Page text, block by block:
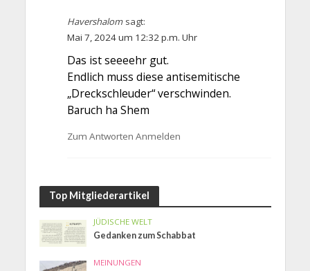
Havershalom sagt:
Mai 7, 2024 um 12:32 p.m. Uhr
Das ist seeeehr gut.
Endlich muss diese antisemitische
„Dreckschleuder“ verschwinden.
Baruch ha Shem
Zum Antworten Anmelden
Top Mitgliederartikel
JÜDISCHE WELT
Gedanken zum Schabbat
MEINUNGEN